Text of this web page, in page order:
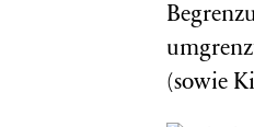
(sowie